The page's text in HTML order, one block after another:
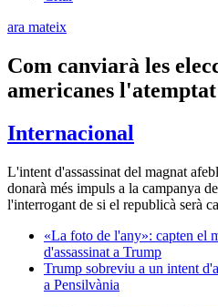
ara mateix
Com canviarà les
americanes
Internacional
L'intent d'assassinat del magnat
donarà més impuls a la campanya
l'interrogant de si el republicà serà
«La foto de l'any»: capten el
d'assassinat a Trump
Trump sobreviu a un intent
a Pensilvània